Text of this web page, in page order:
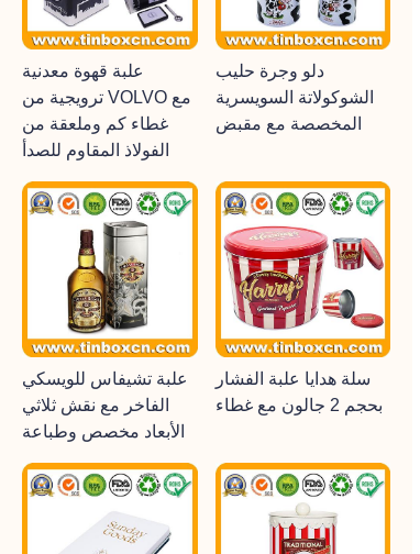
علبة قهوة معدنية
ترويجية من VOLVO مع
غطاء كم وملعقة من
الفولاذ المقاوم للصدأ
دلو وجرة حليب
الشوكولاتة السويسرية
المخصصة مع مقبض
علبة تشيفاس للويسكي
الفاخر مع نقش ثلاثي
الأبعاد مخصص وطباعة
سلة هدايا علبة الفشار
بحجم 2 جالون مع غطاء